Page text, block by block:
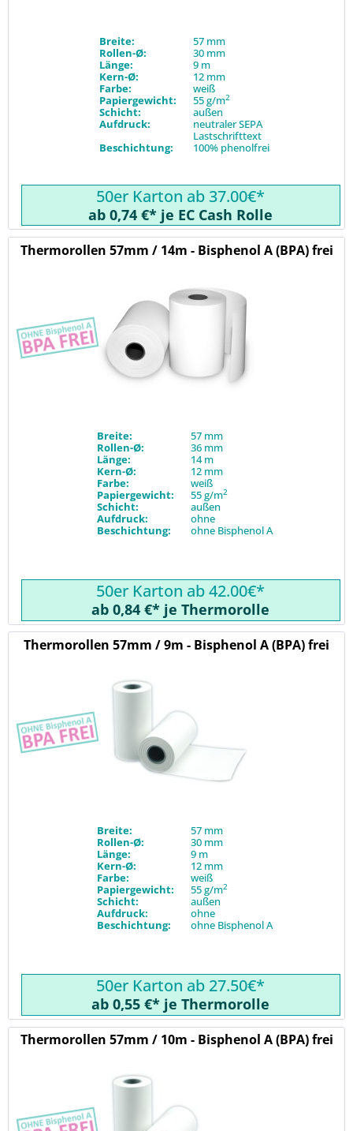
Breite:
57 mm
Rollen-Ø:
30 mm
Länge:
9 m
Kern-Ø:
12 mm
Farbe:
weiß
Papiergewicht:
55 g/m2
Schicht:
außen
Aufdruck:
neutraler SEPA
Lastschrifttext
Beschichtung:
100% phenolfrei
50er Karton ab 37.00€*
ab 0,74 €* je EC Cash Rolle
Thermorollen 57mm / 14m - Bisphenol A (BPA) frei
Breite:
57 mm
Rollen-Ø:
36 mm
Länge:
14 m
Kern-Ø:
12 mm
Farbe:
weiß
Papiergewicht:
55 g/m2
Schicht:
außen
Aufdruck:
ohne
Beschichtung:
ohne Bisphenol A
50er Karton ab 42.00€*
ab 0,84 €* je Thermorolle
Thermorollen 57mm / 9m - Bisphenol A (BPA) frei
Breite:
57 mm
Rollen-Ø:
30 mm
Länge:
9 m
Kern-Ø:
12 mm
Farbe:
weiß
Papiergewicht:
55 g/m2
Schicht:
außen
Aufdruck:
ohne
Beschichtung:
ohne Bisphenol A
50er Karton ab 27.50€*
ab 0,55 €* je Thermorolle
Thermorollen 57mm / 10m - Bisphenol A (BPA) frei